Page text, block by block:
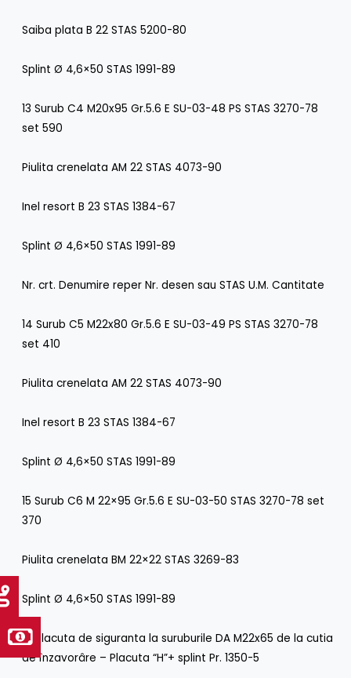
Saiba plata B 22 STAS 5200-80
Splint Ø 4,6×50 STAS 1991-89
13 Surub C4 M20x95 Gr.5.6 E SU-03-48 PS STAS 3270-78
set 590
Piulita crenelata AM 22 STAS 4073-90
Inel resort B 23 STAS 1384-67
Splint Ø 4,6×50 STAS 1991-89
Nr. crt. Denumire reper Nr. desen sau STAS U.M. Cantitate
14 Surub C5 M22x80 Gr.5.6 E SU-03-49 PS STAS 3270-78
set 410
Piulita crenelata AM 22 STAS 4073-90
Inel resort B 23 STAS 1384-67
Splint Ø 4,6×50 STAS 1991-89
15 Surub C6 M 22×95 Gr.5.6 E SU-03-50 STAS 3270-78 set
370
Piulita crenelata BM 22×22 STAS 3269-83
Splint Ø 4,6×50 STAS 1991-89
16 Placuta de siguranta la suruburile DA M22x65 de la cutia
de înzavorâre – Placuta “H”+ splint Pr. 1350-5